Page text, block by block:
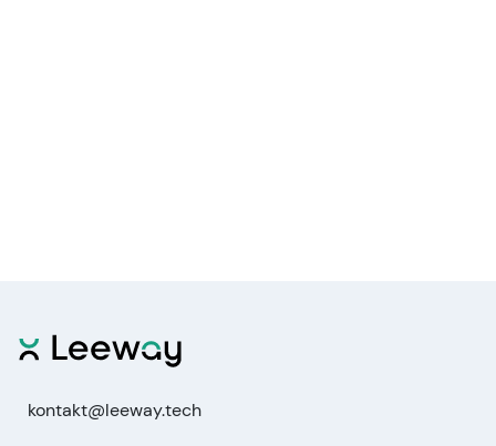
kontakt@leeway.tech